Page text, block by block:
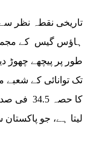
تاریخی نقطہ نظر
ہاؤس گیس کے
تک توانائی کے
لیتا ہے، جو پاکستان سے تقریباً